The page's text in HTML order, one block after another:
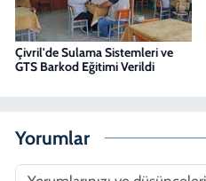
Çivril'de Sulama Sistemleri ve
GTS Barkod Eğitimi Verildi
Yorumlar